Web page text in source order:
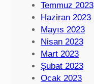
Temmuz 2023
Haziran 2023
Mayıs 2023
Nisan 2023
Mart 2023
Şubat 2023
Ocak 2023